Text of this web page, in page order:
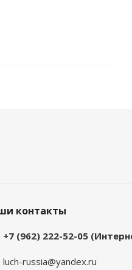
контакты
+7 (962) 222-52-05
luch-russia@yandex.ru